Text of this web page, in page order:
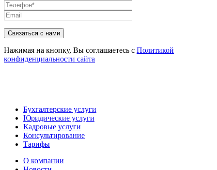
Связаться с нами
Нажимая на кнопку, Вы соглашаетесь с Политикой
конфиденциальности сайта
Бухгалтерские услуги
Юридические услуги
Кадровые услуги
Консультирование
Тарифы
О компании